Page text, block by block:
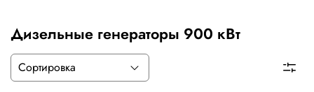
Дизельные генераторы 900 кВт